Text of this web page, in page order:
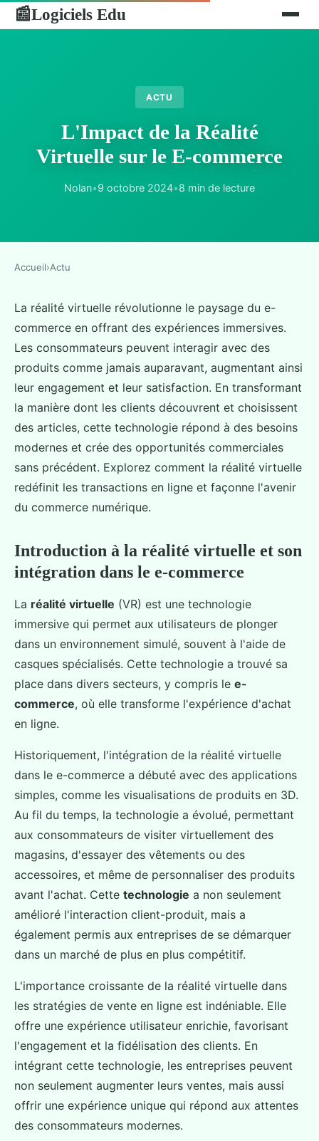
📰Logiciels Edu
ACTU
L'Impact de la Réalité
Virtuelle sur le E-commerce
Nolan•9 octobre 2024•8 min de lecture
Accueil›Actu
La réalité virtuelle révolutionne le paysage du e-
commerce en offrant des expériences immersives.
Les consommateurs peuvent interagir avec des
produits comme jamais auparavant, augmentant ainsi
leur engagement et leur satisfaction. En transformant
la manière dont les clients découvrent et choisissent
des articles, cette technologie répond à des besoins
modernes et crée des opportunités commerciales
sans précédent. Explorez comment la réalité virtuelle
redéfinit les transactions en ligne et façonne l'avenir
du commerce numérique.
Introduction à la réalité virtuelle et son
intégration dans le e-commerce
La réalité virtuelle (VR) est une technologie
immersive qui permet aux utilisateurs de plonger
dans un environnement simulé, souvent à l'aide de
casques spécialisés. Cette technologie a trouvé sa
place dans divers secteurs, y compris le e-
commerce, où elle transforme l'expérience d'achat
en ligne.
Historiquement, l'intégration de la réalité virtuelle
dans le e-commerce a débuté avec des applications
simples, comme les visualisations de produits en 3D.
Au fil du temps, la technologie a évolué, permettant
aux consommateurs de visiter virtuellement des
magasins, d'essayer des vêtements ou des
accessoires, et même de personnaliser des produits
avant l'achat. Cette technologie a non seulement
amélioré l'interaction client-produit, mais a
également permis aux entreprises de se démarquer
dans un marché de plus en plus compétitif.
L'importance croissante de la réalité virtuelle dans
les stratégies de vente en ligne est indéniable. Elle
offre une expérience utilisateur enrichie, favorisant
l'engagement et la fidélisation des clients. En
intégrant cette technologie, les entreprises peuvent
non seulement augmenter leurs ventes, mais aussi
offrir une expérience unique qui répond aux attentes
des consommateurs modernes.